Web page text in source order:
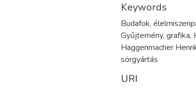
Keywords
Budafok,
Gyűjtemény, grafika,
Haggenmacher
sörgyártás
URI